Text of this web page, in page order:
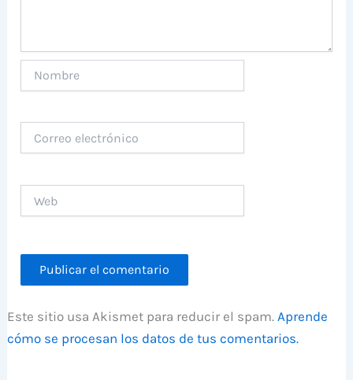
electrónico
Este sitio usa Akismet para reducir el spam.Aprende
cómo se procesan los datos de tus comentarios.